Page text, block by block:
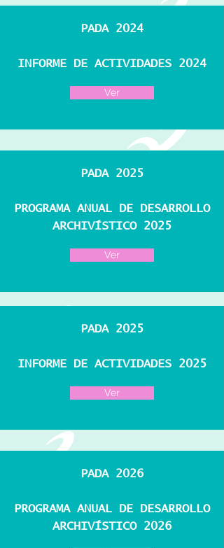
PADA 2024
INFORME DE ACTIVIDADES 2024
Ver
PADA 2025
PROGRAMA ANUAL DE DESARROLLO
ARCHIVÍSTICO 2025
Ver
PADA 2025
INFORME DE ACTIVIDADES 2025
Ver
PADA 2026
PROGRAMA ANUAL DE DESARROLLO
ARCHIVÍSTICO 2026